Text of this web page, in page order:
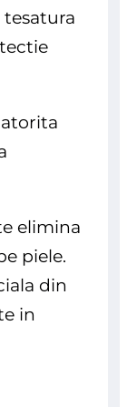
tesatura
elimina
piele.
din
in